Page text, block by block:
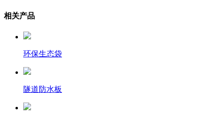
相关产品
环保生态袋
隧道防水板